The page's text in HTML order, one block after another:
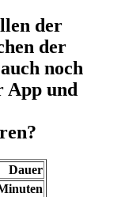
der
der
noch
App und
Dauer